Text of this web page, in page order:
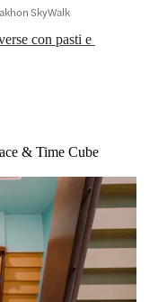
con pasti e
SkyWalk
& Time Cube